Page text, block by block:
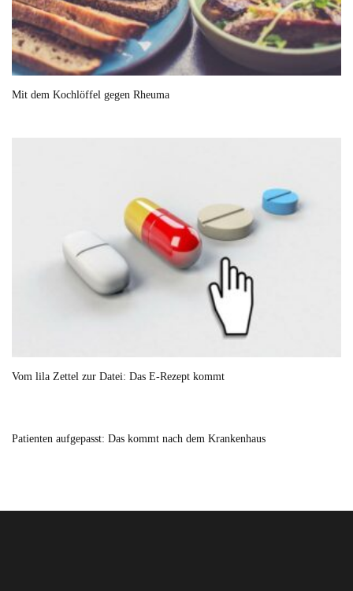
Mit dem Kochlöffel gegen Rheuma
Vom lila Zettel zur Datei: Das E-Rezept kommt
Patienten aufgepasst: Das kommt nach dem Krankenhaus